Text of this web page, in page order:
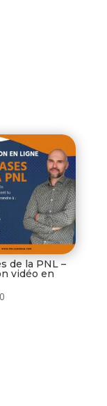
de la PNL –
vidéo en